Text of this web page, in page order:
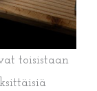
toisistaan